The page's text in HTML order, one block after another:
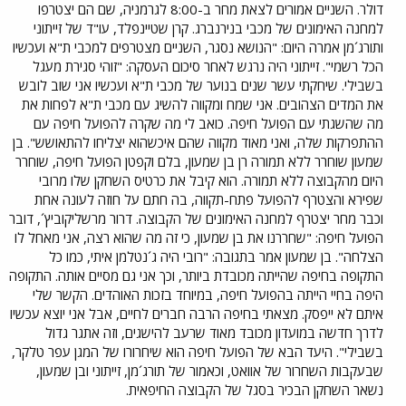
דולר. השניים אמורים לצאת מחר ב-8:00 לגרמניה, שם הם יצטרפו
למחנה האימונים של מכבי בנירנברג. קרן שטיינפלד, עו"ד של זייתוני
ותורג´מן אמרה היום: "הנושא נסגר, השניים מצטרפים למכבי ת"א ועכשיו
הכל רשמי". זייתוני היה נרגש לאחר סיכום העסקה: "זוהי סגירת מעגל
בשבילי. שיחקתי עשר שנים בנוער של מכבי ת"א ועכשיו אני שוב לובש
את המדים הצהובים. אני שמח ומקווה להשיג עם מכבי ת"א לפחות את
מה שהשגתי עם הפועל חיפה. כואב לי מה שקרה להפועל חיפה עם
ההתפרקות שלה, ואני מאוד מקווה שהם איכשהוא יצליחו להתאושש". בן
שמעון שוחרר ללא תמורה רן בן שמעון, בלם וקפטן הפועל חיפה, שוחרר
היום מהקבוצה ללא תמורה. הוא קיבל את כרטיס השחקן שלו מרובי
שפירא והצטרף להפועל פתח-תקווה, בה חתם על חוזה לעונה אחת
וכבר מחר יצטרף למחנה האימונים של הקבוצה. דרור מרשליקוביץ´, דובר
הפועל חיפה: "שחררנו את בן שמעון, כי זה מה שהוא רצה, אני מאחל לו
הצלחה". בן שמעון אמר בתגובה: "רובי היה ג´נטלמן איתי, כמו כל
התקופה בחיפה שהייתה מכובדת ביותר, וכך אני גם מסיים אותה. התקופה
היפה בחיי הייתה בהפועל חיפה, במיוחד בזכות האוהדים. הקשר שלי
איתם לא ייפסק. מצאתי בחיפה הרבה חברים לחיים, אבל אני יוצא עכשיו
לדרך חדשה במועדון מכובד מאוד שרעב להישגים, וזה אתגר גדול
בשבילי". היעד הבא של הפועל חיפה הוא שיחרורו של המגן עפר טלקר,
שבעקבות השחרור של אוואט, וכאמור של תורג´מן, זייתוני ובן שמעון,
נשאר השחקן הבכיר בסגל של הקבוצה החיפאית.